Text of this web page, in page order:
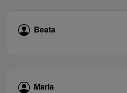
Beata
Maria